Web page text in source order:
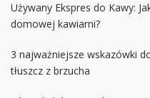
Używany Ekspres do Kawy:
domowej kawiarni?
3 najważniejsze wskazówki
tłuszcz z brzucha